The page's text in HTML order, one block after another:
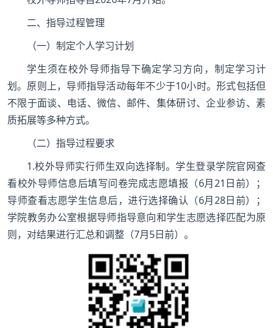
二、指导过程管理
（一）制定个人学习计划
学生须在校外导师指导下确定学习方向，制定学习计
划。原则上，导师指导活动每年不少于10小时。形式包括但
不限于面谈、电话、微信、邮件、集体研讨、企业参访、素
质拓展等多种方式。
（二）指导过程要求
1.校外导师实行师生双向选择制。学生登录学院官网查
看校外导师信息后填写问卷完成志愿填报（6月21日前）；
导师查看志愿学生信息后，进行选择确认（6月28日前）；
学院教务办公室根据导师指导意向和学生志愿选择匹配为原
则，对结果进行汇总和调整（7月5日前）。